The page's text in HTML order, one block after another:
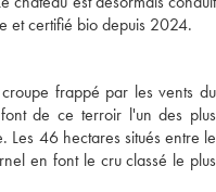
et certifié bio depuis 2024.
frappé par les vents du
de ce terroir l'un des plus
Les 46 hectares situés entre le
en font le cru classé le plus